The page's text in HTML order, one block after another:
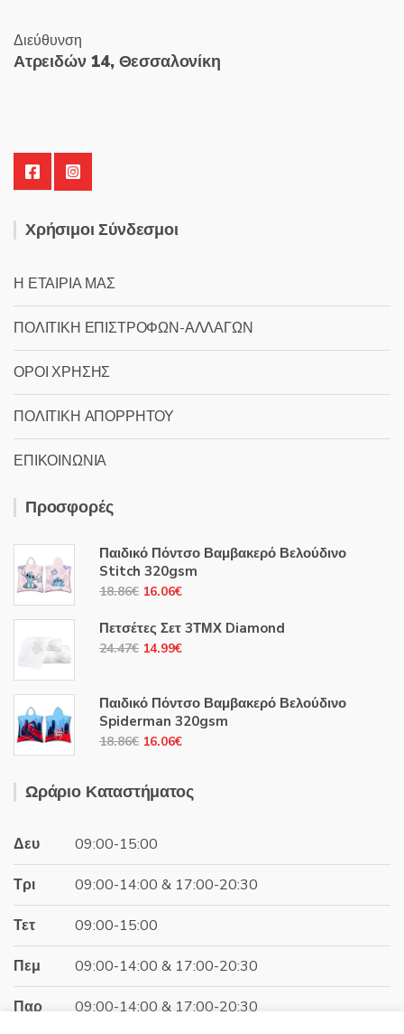
Διεύθυνση
Ατρειδών 14, Θεσσαλονίκη
Χρήσιμοι Σύνδεσμοι
Η ΕΤΑΙΡΙΑ ΜΑΣ
ΠΟΛΙΤΙΚΗ ΕΠΙΣΤΡΟΦΩΝ-ΑΛΛΑΓΩΝ
ΟΡΟΙ ΧΡΗΣΗΣ
ΠΟΛΙΤΙΚΗ ΑΠΟΡΡΗΤΟΥ
ΕΠΙΚΟΙΝΩΝΙΑ
Προσφορές
Παιδικό Πόντσο Βαμβακερό Βελούδινο
Stitch 320gsm
18.86€ Original
was:
18.86€.
16.06€Η
τιμή
είναι:
Πετσέτες Σετ 3ΤΜΧ Diamond
24.47€ Original
24.47€.
14.99€Η
είναι:
14.99€.
Παιδικό Πόντσο Βαμβακερό Βελούδινο
Spiderman 320gsm
18.86€ Original
was:
18.86€.
16.06€Η
τιμή
είναι:
Ωράριο Καταστήματος
Δευ 09:00-15:00
Τρι 09:00-14:00 & 17:00-20:30
Τετ 09:00-15:00
Πεμ 09:00-14:00 & 17:00-20:30
Παρ
09:00-14:00 & 17:00-20:30